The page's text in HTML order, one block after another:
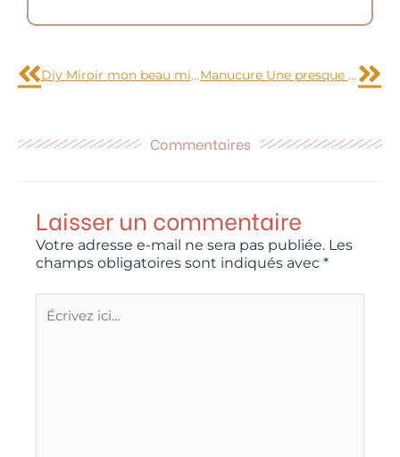
Diy Miroir mon beau miroir avec du Masking tape Manucure Une presque French au striping tape
Commentaires
Laisser un commentaire
Votre adresse e-mail ne sera pas publiée. Les
champs obligatoires sont indiqués avec *
ici…